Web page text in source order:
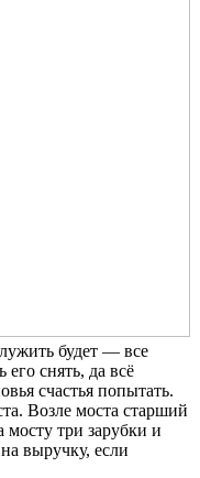
будет — все
снять, да всё
счастья попы­тать.
Возле моста старший
мосту три зарубки и
выручку, если